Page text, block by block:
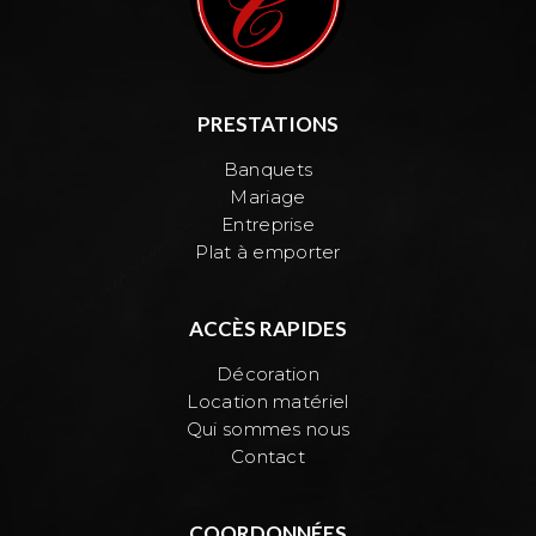
PRESTATIONS
Banquets
Mariage
Entreprise
Plat à emporter
ACCÈS RAPIDES
Décoration
Location matériel
Qui sommes nous
Contact